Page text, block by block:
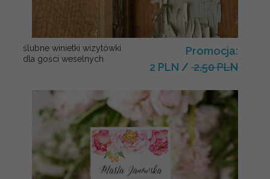
ślubne winietki wizytówki
dla gości weselnych
Promocja:
2 PLN / 2.50 PLN